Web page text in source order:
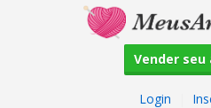
Vender
Login